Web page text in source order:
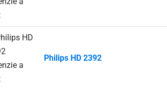
Philips HD 2392